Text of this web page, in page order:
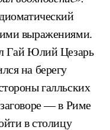
выражениями.
Гай Юлий Цезарь
на берегу
галльских
— в Риме
в столицу